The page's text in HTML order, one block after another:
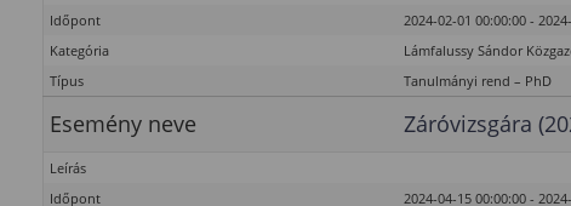
Időpont
2024-02-01 00:00:00 -
Kategória
Lámfalussy Sándor
Típus
Tanulmányi rend – PhD
Esemény neve Záróvizsgára
Leírás
Időpont
2024-04-15 00:00:00 -